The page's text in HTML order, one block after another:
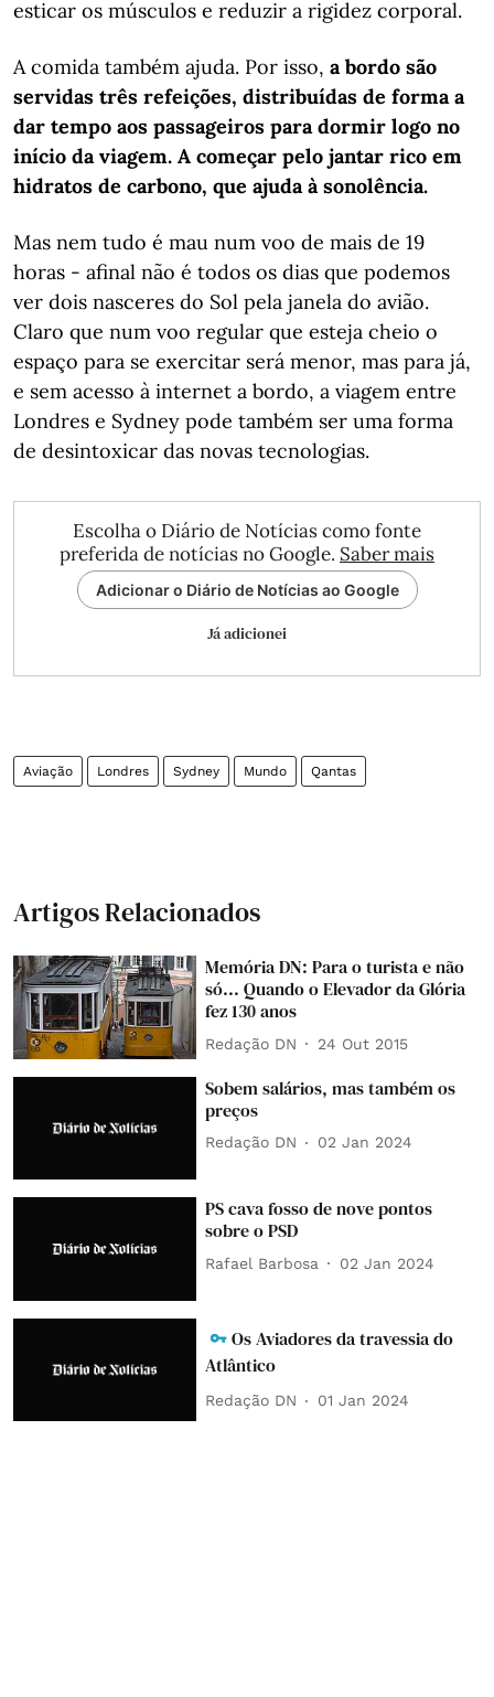
esticar os músculos e reduzir a rigidez corporal.
A comida também ajuda. Por isso, a bordo são
servidas três refeições, distribuídas de forma a
dar tempo aos passageiros para dormir logo no
início da viagem. A começar pelo jantar rico em
hidratos de carbono, que ajuda à sonolência.
Mas nem tudo é mau num voo de mais de 19
horas - afinal não é todos os dias que podemos
ver dois nasceres do Sol pela janela do avião.
Claro que num voo regular que esteja cheio o
espaço para se exercitar será menor, mas para já,
e sem acesso à internet a bordo, a viagem entre
Londres e Sydney pode também ser uma forma
de desintoxicar das novas tecnologias.
Escolha o Diário de Notícias como fonte
preferida de notícias no Google. Saber mais
Adicionar o Diário de Notícias ao Google
Já adicionei
Aviação Londres Sydney Mundo Qantas
Artigos Relacionados
Memória DN: Para o turista e não
só... Quando o Elevador da Glória
fez 130 anos
Redação DN 24 Out 2015
Sobem salários, mas também os
preços
Redação DN 02 Jan 2024
PS cava fosso de nove pontos
sobre o PSD
Rafael Barbosa 02 Jan 2024
Os Aviadores da travessia do
Atlântico
Redação DN 01 Jan 2024